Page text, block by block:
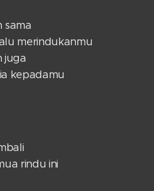
sama
merindukanmu
juga
kepadamu
rindu ini